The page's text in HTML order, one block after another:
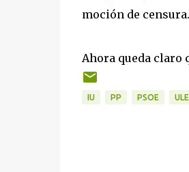
moción de censura.
Ahora queda claro
IU PP PSOE